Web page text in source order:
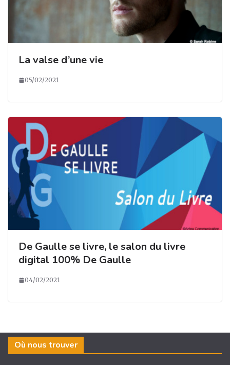
La valse d’une vie
05/02/2021
De Gaulle se livre, le salon du livre
digital 100% De Gaulle
04/02/2021
Où nous trouver